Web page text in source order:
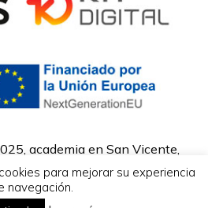
academia en San Vicente,
Alicantepara mejorar su experiencia
navegación.